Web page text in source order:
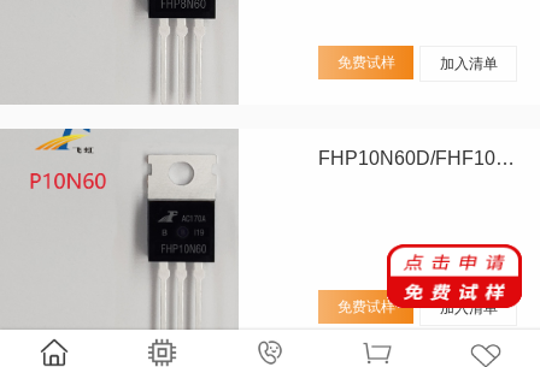
免费试样 加入清单
FHP10N60D/FHF10N60D
免费试样 加入清单